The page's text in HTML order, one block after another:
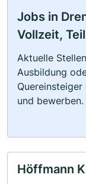
Jobs in
Vollzeit,
Aktuelle
Ausbildung
und bewerben.
Höffmann